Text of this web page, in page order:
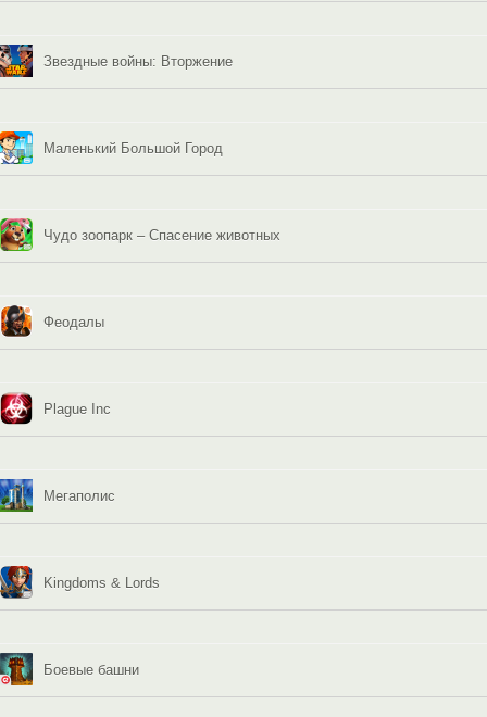
Звездные войны: Вторжение
Маленький Большой Город
Чудо зоопарк – Спасение животных
Феодалы
Plague Inc
Мегаполис
Kingdoms & Lords
Боевые башни